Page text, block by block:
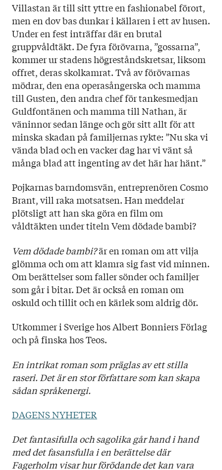
Villastan är till sitt yttre en fashionabel förort,
men en dov bas dunkar i källaren i ett av husen.
Under en fest inträffar där en brutal
gruppvåldtäkt. De fyra förövarna, ”gossarna”,
kommer ur stadens högreståndskretsar, liksom
offret, deras skolkamrat. Två av förövarnas
mödrar, den ena operasångerska och mamma
till Gusten, den andra chef för tankesmedjan
Guldfontänen och mamma till Nathan, är
väninnor sedan länge och gör sitt allt för att
minska skadan på familjernas rykte: ”Nu ska vi
vända blad och en vacker dag har vi vänt så
många blad att ingenting av det här har hänt.”
Pojkarnas barndomsvän, entreprenören Cosmo
Brant, vill raka motsatsen. Han meddelar
plötsligt att han ska göra en film om
våldtäkten under titeln Vem dödade bambi?
Vem dödade bambi?är en roman om att vilja
glömma och om att klamra sig fast vid minnen.
Om berättelser som faller sönder och familjer
som går i bitar. Det är också en roman om
oskuld och tillit och en kärlek som aldrig dör.
Utkommer i Sverige hos Albert Bonniers Förlag
och på finska hos Teos.
En intrikat roman som präglas av ett stilla
raseri. Det är en stor författare som kan skapa
sådan språkenergi.
DAGENS NYHETER
Det fantasifulla och sagolika går hand i hand
med det fasansfulla i en berättelse där
Fagerholm visar hur förödande det kan vara